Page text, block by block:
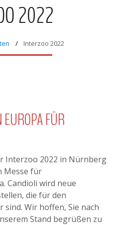
2022
Interzoo 2022
FÜR H
Interzoo 2022 in Nürnberg
Messe für
Candioli wird neue
die für den
Wir hoffen, Sie nach
Stand begrüßen zu